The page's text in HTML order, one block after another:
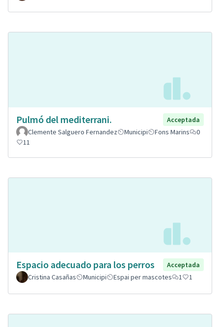
Pulmó del mediterrani.
Acceptada
Clemente Salguero Fernandez
Municipi Fons Marins
0
11
Espacio adecuado para los perros
Acceptada
Cristina Casañas
Municipi Espai per mascotes 1 1